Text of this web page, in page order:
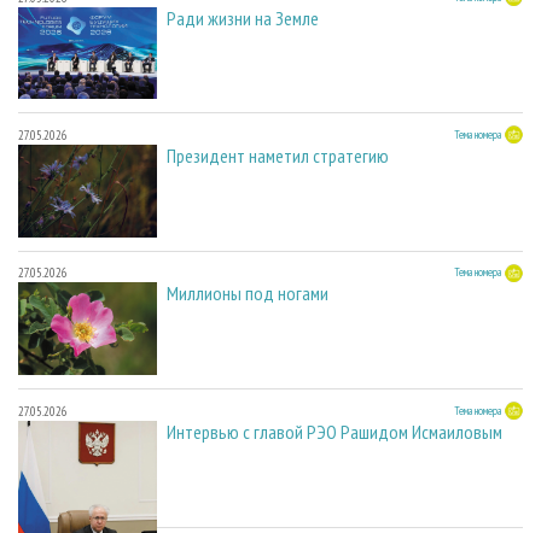
Ради жизни на Земле
27.05.2026 Тема номера
Президент наметил стратегию
27.05.2026 Тема номера
Миллионы под ногами
27.05.2026 Тема номера
Интервью с главой РЭО Рашидом Исмаиловым